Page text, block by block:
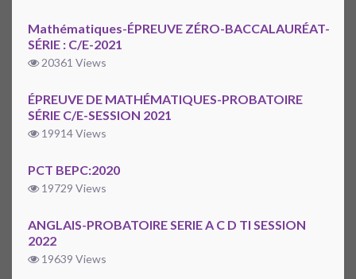
Mathématiques-ÉPREUVE ZÉRO-BACCALAURÉAT-
SÉRIE : C/E-2021
20361 Views
ÉPREUVE DE MATHÉMATIQUES-PROBATOIRE
SÉRIE C/E-SESSION 2021
19914 Views
PCT BEPC:2020
19729 Views
ANGLAIS-PROBATOIRE SERIE A C D TI SESSION
2022
19639 Views